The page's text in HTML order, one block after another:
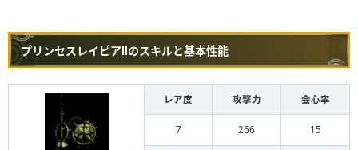
プリンセスレイピアⅡのスキルと基本性能
レア度 攻撃力 会心率
7 266 15